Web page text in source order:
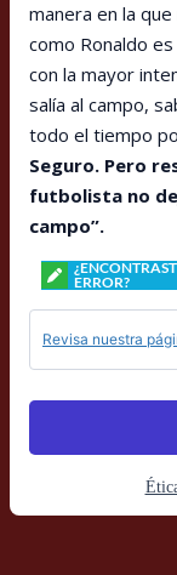
manera en la
como Ronaldo
con la mayor
salía al campo,
todo el tiempo
Seguro. Pero
futbolista no
campo”.
ERROR?
Revisa nuestra